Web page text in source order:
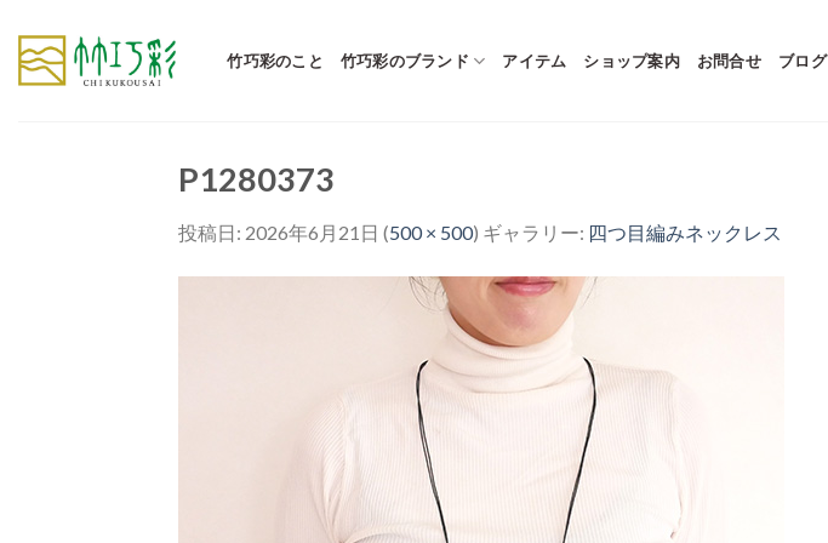
content
竹巧彩のこと 竹巧彩のブランド アイテム ショップ案内 お問合せ ブログ
P1280373
投稿日: 2026年6月21日 (500 × 500) ギャラリー: 四つ目編みネックレス